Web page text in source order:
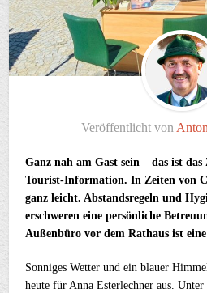
Veröffentlicht von
Ganz nah am Gast sein – das ist das
Tourist-Information. In Zeiten von
ganz leicht. Abstandsregeln und
erschweren eine persönliche
Außenbüro vor dem Rathaus ist
Sonniges Wetter und ein blauer
heute für Anna Esterlechner aus.